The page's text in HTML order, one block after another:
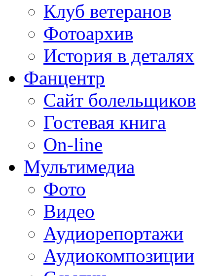
Клуб ветеранов
Фотоархив
История в деталях
Фанцентр
Сайт болельщиков
Гостевая книга
On-line
Мультимедиа
Фото
Видео
Аудиорепортажи
Аудиокомпозиции